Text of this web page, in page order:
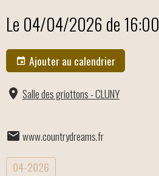
Le 04/04/2026 de 16:00
Ajouter au calendrier
Salle des griottons - CLUNY
www.countrydreams.fr
04-2026